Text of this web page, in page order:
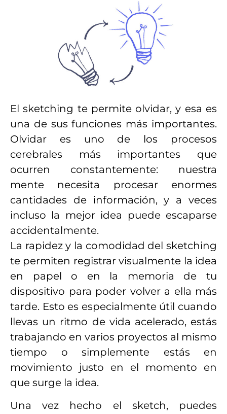
El sketching te permite olvidar, y esa es
una de sus funciones más importantes.
Olvidar es uno de los procesos
cerebrales más importantes que
ocurren constantemente: nuestra
mente necesita procesar enormes
cantidades de información, y a veces
incluso la mejor idea puede escaparse
accidentalmente.
La rapidez y la comodidad del sketching
te permiten registrar visualmente la idea
en papel o en la memoria de tu
dispositivo para poder volver a ella más
tarde. Esto es especialmente útil cuando
llevas un ritmo de vida acelerado, estás
trabajando en varios proyectos al mismo
tiempo o simplemente estás en
movimiento justo en el momento en
que surge la idea.
Una vez hecho el sketch, puedes